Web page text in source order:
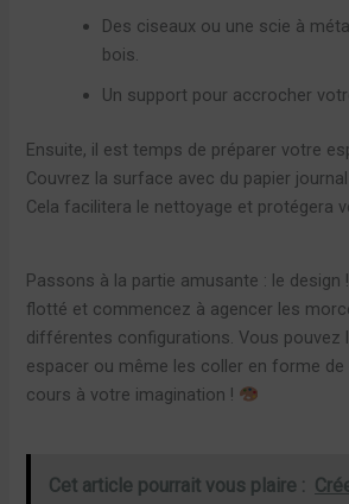
Des ciseaux ou une scie à
bois.
Un support pour accrocher
Ensuite, il est temps de préparer votre
Couvrez la surface avec du papier
Cela facilitera le nettoyage et protégera
Passons à la partie amusante : le design
flotté et commencez à agencer les
différentes configurations. Vous pouvez
espacer ou même les coller en forme de
cours à votre imagination !
Cet article pourrait vous plaire :